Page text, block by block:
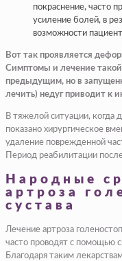
покраснение, часто
усиление болей, в
возможности
Вот так проявляется
Симптомы и лечение
предыдущим, но в
лечить) недуг приводит к
В тяжелой ситуации, когда
показано хирургическое
удаление поврежденной
Период реабилитации
Народные
артроза
сустава
Лечение артроза
часто проводят с помощью
Благодаря таким